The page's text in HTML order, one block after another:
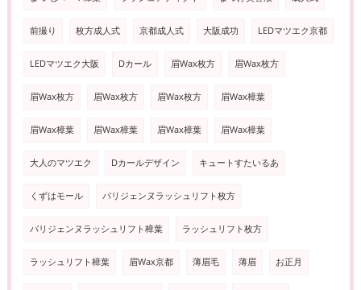
前撮り 枚方成人式 京都成人式 大阪成功 LEDマツエク京都
LEDマツエク大阪 Dカール 眉Wax枚方 眉Wax枚方
眉Wax枚方 眉Wax枚方 眉Wax枚方 眉Wax樟葉
眉Wax樟葉 眉Wax樟葉 眉Wax樟葉 眉Wax樟葉
大人のマツエク Dカールデザイン キュートすたいるあ
くずはモール パリジェンヌラッシュリフト枚方
パリジェンヌラッシュリフト樟葉 ラッシュリフト枚方
ラッシュリフト樟葉 眉Wax京都 薄眉毛 薄眉 お正月